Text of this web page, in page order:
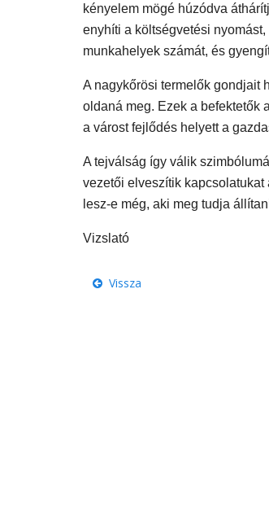
kényelem mögé húzódva
enyhíti a költségvetési
munkahelyek számát, és
A nagykőrösi termelők gondjait
oldaná meg. Ezek a befektetők
a várost fejlődés helyett a
A tejválság így válik
vezetői elveszítik kapcsolatukat
lesz-e még, aki meg tudja
Vizslató
Vissza